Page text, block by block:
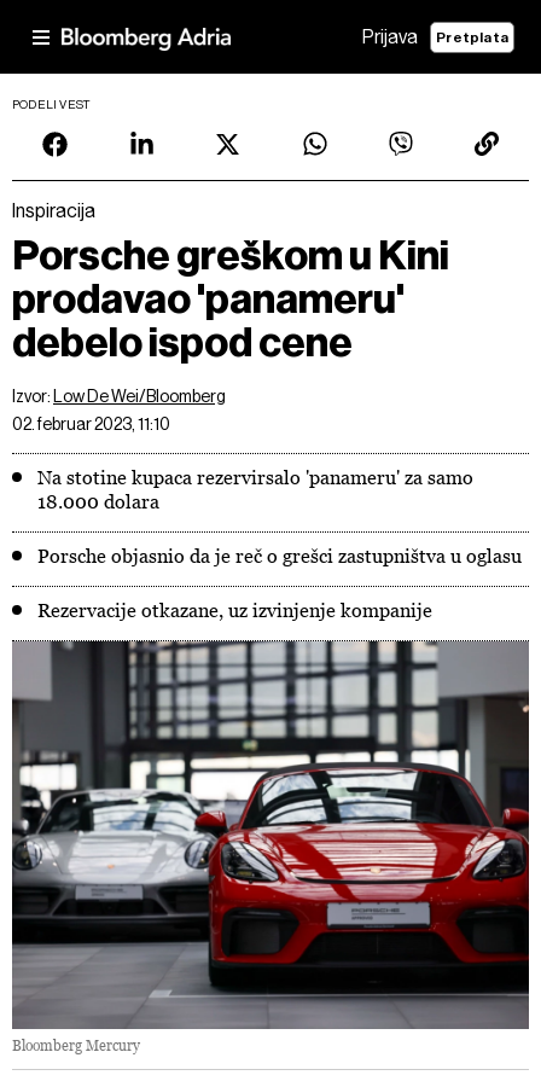
Prijava Pretplata
PODELI VEST
Inspiracija
Porsche greškom u Kini
prodavao 'panameru'
debelo ispod cene
Izvor:
Low De Wei/Bloomberg
02. februar 2023, 11:10
Na stotine kupaca rezervirsalo 'panameru' za samo
18.000 dolara
Porsche objasnio da je reč o grešci zastupništva u oglasu
Rezervacije otkazane, uz izvinjenje kompanije
Bloomberg Mercury